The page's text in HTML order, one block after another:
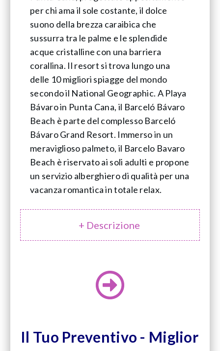
per chi ama il sole costante, il dolce
suono della brezza caraibica che
sussurra tra le palme e le splendide
acque cristalline con una barriera
corallina. Il resort si trova lungo una
delle 10 migliori spiagge del mondo
secondo il National Geographic. A Playa
Bávaro in Punta Cana, il Barceló Bávaro
Beach è parte del complesso Barceló
Bávaro Grand Resort. Immerso in un
meraviglioso palmeto, il Barcelo Bavaro
Beach è riservato ai soli adulti e propone
un servizio alberghiero di qualità per una
vacanza romantica in totale relax.
+ Descrizione
Il Tuo Preventivo - Miglior